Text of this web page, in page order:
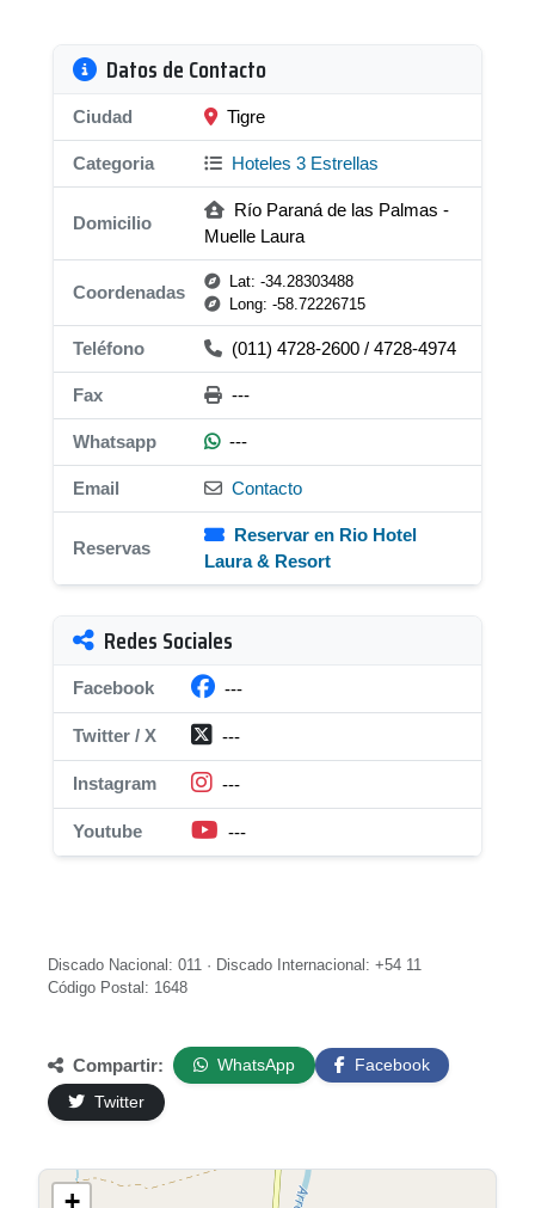
Datos de Contacto
Ciudad Tigre
Categoria Hoteles 3 Estrellas
Domicilio
Río Paraná de las Palmas -
Muelle Laura
Coordenadas
Lat: -34.28303488
Long: -58.72226715
Teléfono (011) 4728-2600 / 4728-4974
Fax ---
Whatsapp ---
Email Contacto
Reservas
Reservar en Rio Hotel
Laura & Resort
Redes Sociales
Facebook ---
Twitter / X ---
Instagram ---
Youtube ---
Discado Nacional: 011 · Discado Internacional: +54 11
Código Postal: 1648
Compartir: WhatsApp
Facebook
Twitter
+